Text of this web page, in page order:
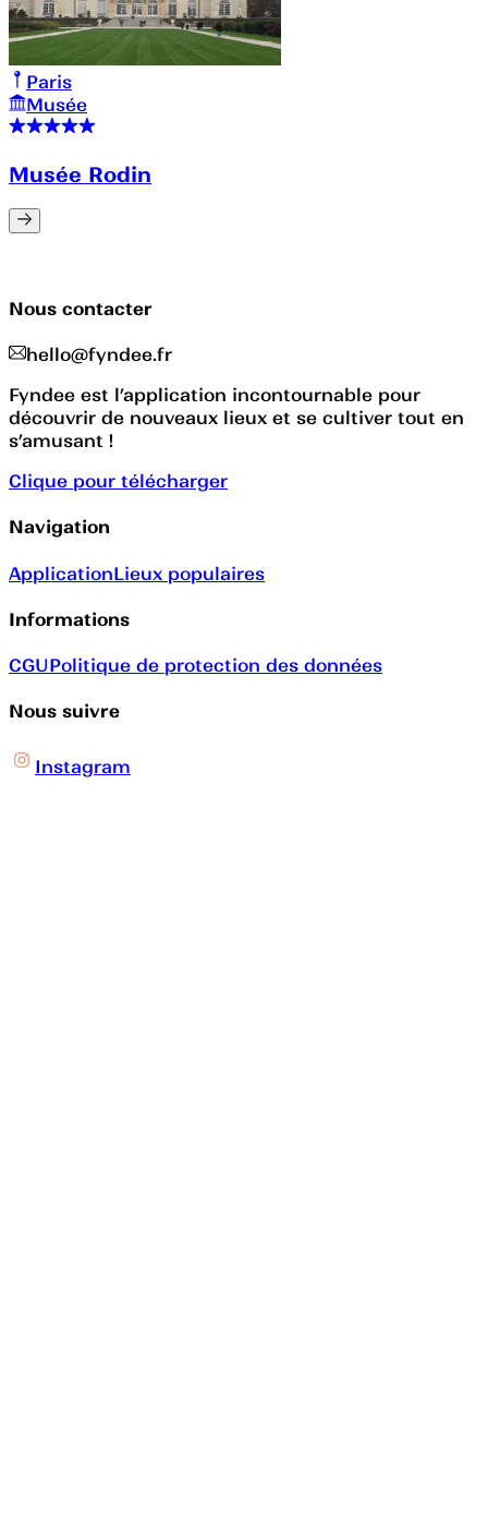
Paris
Musée
Musée Rodin
Nous contacter
hello@fyndee.fr
Fyndee est l’application incontournable pour
découvrir de nouveaux lieux et se cultiver tout en
s’amusant !
Clique pour télécharger
Navigation
ApplicationLieux populaires
Informations
CGUPolitique de protection des données
Nous suivre
Instagram